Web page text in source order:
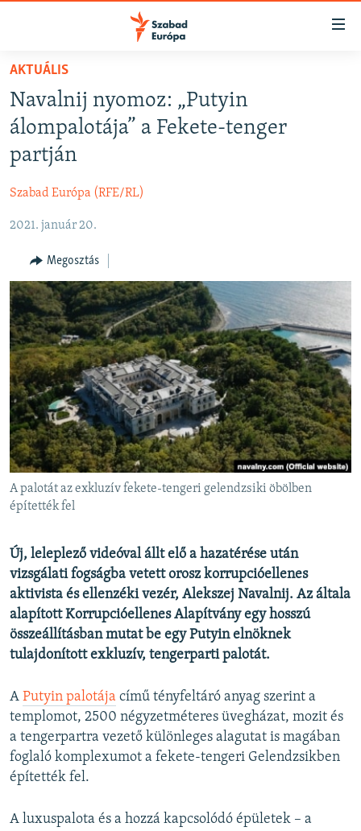
Akadálymentes
Ugrás
fő
oldalra
tartalomjegyzékre
NAPIRENDEN
AKTUÁLIS
PODCASTOK
ELEMZŐ
NER15
SZABADON
TÁRSADALOM
DEMOKRÁCIA
A PÉNZ NYOMÁBAN
EURÓPAI UNIÓ
VILÁG
KLÍMAVÁLTOZÁS
A MÚLT TANULSÁGAI
KÖVESSEN MINKET!
Valamennyi RFE/RL weboldal
AKTUÁLIS
Navalnij nyomoz: „Putyin
álompalotája” a Fekete-tenger
partján
Szabad Európa (RFE/RL)
2021. január 20.
Megosztás
A palotát az exkluzív fekete-tengeri gelendzsiki öbölben
építették fel
Új, leleplező videóval állt elő a hazatérése után
vizsgálati fogságba vetett orosz korrupcióellenes
aktivista és ellenzéki vezér, Alekszej Navalnij. Az általa
alapított Korrupcióellenes Alapítvány egy hosszú
összeállításban mutat be egy Putyin elnöknek
tulajdonított exkluzív, tengerparti palotát.
A Putyin palotája című tényfeltáró anyag szerint a
templomot, 2500 négyzetméteres üvegházat, mozit és
a tengerpartra vezető különleges alagutat is magában
foglaló komplexumot a fekete-tengeri Gelendzsikben
építették fel.
A luxuspalota és a hozzá kapcsolódó épületek – a
FELIRATKOZÁS
Spotify